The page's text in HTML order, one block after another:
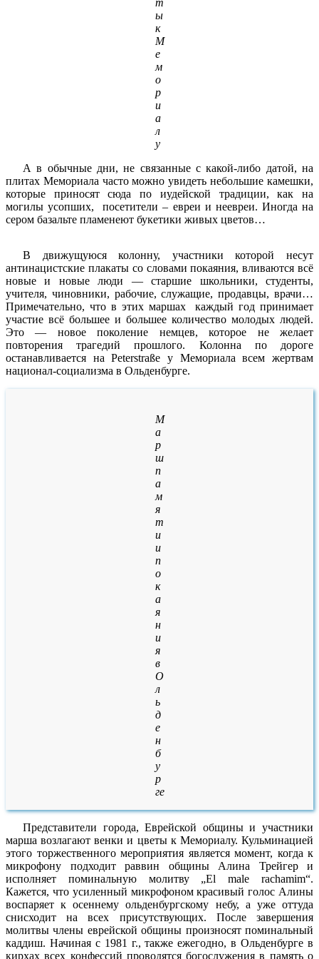
т
ы
к
М
е
м
о
р
и
а
л
у
А в обычные дни, не связанные с какой-либо датой, на
плитах Мемориала часто можно увидеть небольшие камешки,
которые приносят сюда по иудейской традиции, как на
могилы усопших, посетители – евреи и неевреи. Иногда на
сером базальте пламенеют букетики живых цветов…
В движущуюся колонну, участники которой несут
антинацистские плакаты со словами покаяния, вливаются всё
новые и новые люди — старшие школьники, студенты,
учителя, чиновники, рабочие, служащие, продавцы, врачи…
Примечательно, что в этих маршах каждый год принимает
участие всё большее и большее количество молодых людей.
Это — новое поколение немцев, которое не желает
повторения трагедий прошлого. Колонна по дороге
останавливается на Peterstraße у Мемориала всем жертвам
национал-социализма в Ольденбурге.
М
а
р
ш
п
а
м
я
т
и
и
п
о
к
а
я
н
и
я
в
О
л
ь
д
е
н
б
у
р
ге
Представители города, Еврейской общины и участники
марша возлагают венки и цветы к Мемориалу. Кульминацией
этого торжественного мероприятия является момент, когда к
микрофону подходит раввин общины Алина Трейгер и
исполняет поминальную молитву „El male rachamim“.
Кажется, что усиленный микрофоном красивый голос Алины
воспаряет к осеннему ольденбургскому небу, а уже оттуда
снисходит на всех присутствующих. После завершения
молитвы члены еврейской общины произносят поминальный
каддиш. Начиная с 1981 г., также ежегодно, в Ольденбурге в
кирхах всех конфессий проводятся богослужения в память о